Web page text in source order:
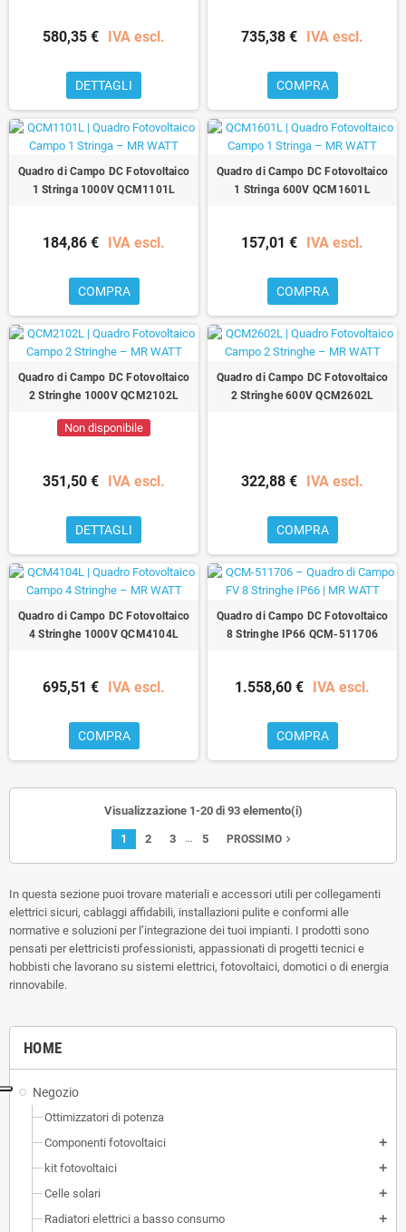
HOME
Negozio
Ottimizzatori di potenza
Componenti fotovoltaici
add
kit fotovoltaici add
Celle solari add
Radiatori elettrici a basso consumo add
580,35 € IVA escl.
DETTAGLI
735,38 € IVA escl.
COMPRA
Quadro di Campo DC Fotovoltaico
1 Stringa 1000V QCM1101L
184,86 € IVA escl.
COMPRA
Quadro di Campo DC Fotovoltaico
1 Stringa 600V QCM1601L
157,01 € IVA escl.
COMPRA
Quadro di Campo DC Fotovoltaico
2 Stringhe 1000V QCM2102L
Non disponibile
351,50 € IVA escl.
DETTAGLI
Quadro di Campo DC Fotovoltaico
2 Stringhe 600V QCM2602L
322,88 € IVA escl.
COMPRA
Quadro di Campo DC Fotovoltaico
4 Stringhe 1000V QCM4104L
695,51 € IVA escl.
COMPRA
Quadro di Campo DC Fotovoltaico
8 Stringhe IP66 QCM-511706
1.558,60 € IVA escl.
COMPRA
Visualizzazione 1-20 di 93 elemento(i)
1 2 3 … 5 PROSSIMO navigate_next
In questa sezione puoi trovare materiali e accessori utili per collegamenti
elettrici sicuri, cablaggi affidabili, installazioni pulite e conformi alle
normative e soluzioni per l’integrazione dei tuoi impianti. I prodotti sono
pensati per elettricisti professionisti, appassionati di progetti tecnici e
hobbisti che lavorano su sistemi elettrici, fotovoltaici, domotici o di energia
rinnovabile.